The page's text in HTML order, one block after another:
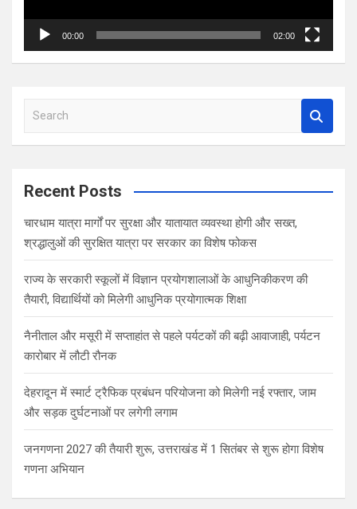
00:00 02:00
a
c
Recent Posts
चारधाम यात्रा मार्गों पर सुरक्षा और यातायात व्यवस्था होगी और सख्त,
श्रद्धालुओं की सुरक्षित यात्रा पर सरकार का विशेष फोकस
राज्य के सरकारी स्कूलों में विज्ञान प्रयोगशालाओं के आधुनिकीकरण की
तैयारी, विद्यार्थियों को मिलेगी आधुनिक प्रयोगात्मक शिक्षा
नैनीताल और मसूरी में सप्ताहांत से पहले पर्यटकों की बढ़ी आवाजाही, पर्यटन
कारोबार में लौटी रौनक
देहरादून में स्मार्ट ट्रैफिक प्रबंधन परियोजना को मिलेगी नई रफ्तार, जाम
और सड़क दुर्घटनाओं पर लगेगी लगाम
जनगणना 2027 की तैयारी शुरू, उत्तराखंड में 1 सितंबर से शुरू होगा विशेष
गणना अभियान